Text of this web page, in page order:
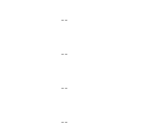
--
--
--
--